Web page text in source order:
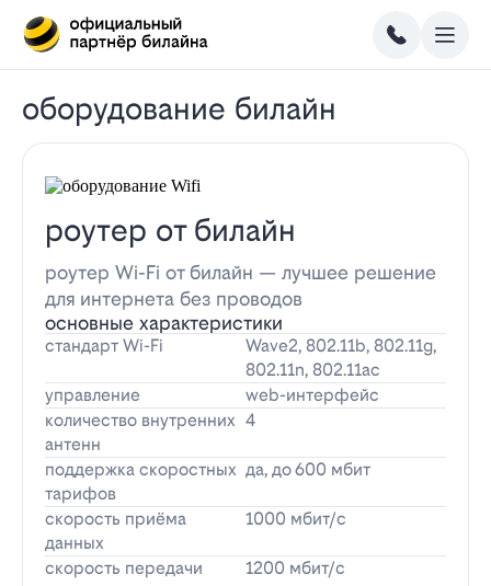
оборудование билайн
роутер от билайн
роутер Wi-Fi от билайн — лучшее решение
для интернета без проводов
основные характеристики
стандарт Wi-Fi
Wave2, 802.11b, 802.11g,
802.11n, 802.11ac
управление
web-интерфейс
количество внутренних
антенн
4
поддержка скоростных
тарифов
да, до 600 мбит
скорость приёма
данных
1000 мбит/с
скорость передачи
1200 мбит/с